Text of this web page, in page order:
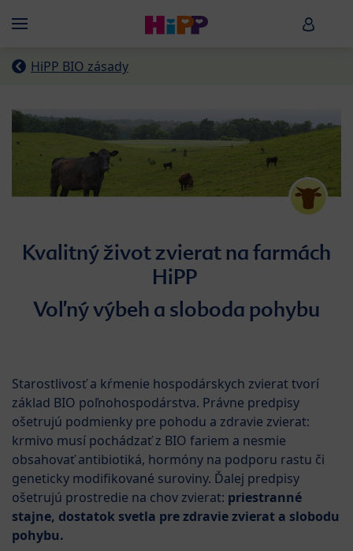
Menü HiPP
HiPP BIO zásady
Kvalitný život zvierat na farmách
HiPP
Voľný výbeh a sloboda pohybu
Starostlivosť a kŕmenie hospodárskych zvierat tvorí
základ BIO poľnohospodárstva. Právne predpisy
ošetrujú podmienky pre pohodu a zdravie zvierat:
krmivo musí pochádzať z BIO fariem a nesmie
obsahovať antibiotiká, hormóny na podporu rastu či
geneticky modifikované suroviny. Ďalej predpisy
ošetrujú prostredie na chov zvierat: priestranné
stajne, dostatok svetla pre zdravie zvierat a slobodu
pohybu.